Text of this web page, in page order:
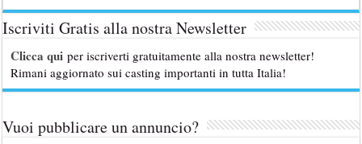
Iscriviti Gratis alla nostra Newsletter
Clicca qui per iscriverti gratuitamente alla nostra newsletter!
Rimani aggiornato sui casting importanti in tutta Italia!
Vuoi pubblicare un annuncio?